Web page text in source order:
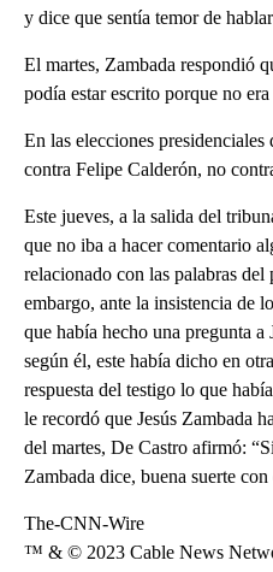
y dice que sentía temor de
El martes, Zambada respondió
podía estar escrito porque no
En las elecciones
contra Felipe Calderón, no
Este jueves, a la salida del
que no iba a hacer comentario
relacionado con las palabras
embargo, ante la insistencia de
que había hecho una pregunta a
según él, este había dicho en
respuesta del testigo lo que
le recordó que Jesús Zambada
del martes, De Castro afirmó:
Zambada dice, buena suerte con
The-CNN-Wire
™ & © 2023 Cable News